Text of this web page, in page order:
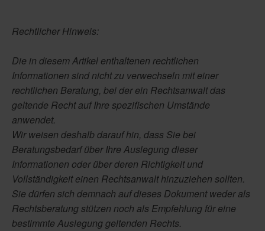
Rechtlicher Hinweis:
Die in diesem Artikel enthaltenen rechtlichen
Informationen sind nicht zu verwechseln mit einer
rechtlichen Beratung, bei der ein Rechtsanwalt das
geltende Recht auf Ihre spezifischen Umstände
anwendet.
Wir weisen deshalb darauf hin, dass Sie bei
Beratungsbedarf über Ihre Auslegung dieser
Informationen oder über deren Richtigkeit und
Vollständigkeit einen Rechtsanwalt hinzuziehen sollten.
Sie dürfen sich demnach auf dieses Dokument weder als
Rechtsberatung stützen noch als Empfehlung für eine
bestimmte Auslegung geltenden Rechts.